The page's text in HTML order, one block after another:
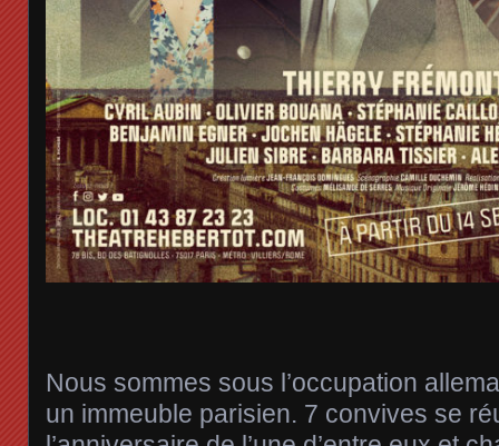
Nous sommes sous l’occupation
un immeuble parisien. 7 convives se